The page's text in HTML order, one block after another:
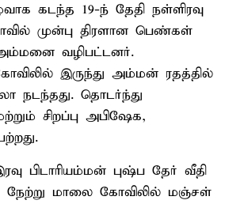
கடந்த 19-ந் தேதி நள்ளிரவு
முன்பு திரளான பெண்கள்
வழிபட்டனர்.
இருந்து அம்மன் ரதத்தில்
நடந்தது. தொடர்ந்து
சிறப்பு அபிஷேக,
பிடாரியம்மன் புஷ்ப தேர் வீதி
நேற்று மாலை கோவிலில் மஞ்சள்